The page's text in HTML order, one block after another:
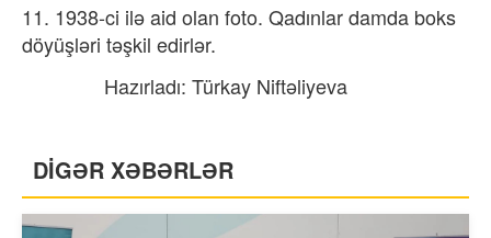
11. 1938-ci ilə aid olan foto.​ Qadınlar damda boks
döyüşləri təşkil edirlər.
​ ​ ​ ​ ​ ​ ​ ​ ​ ​ ​ ​ ​ ​ ​ ​Hazırladı: Türkay Niftəliyeva
DİGƏR XƏBƏRLƏR